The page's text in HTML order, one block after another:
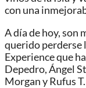
con una
A día de hoy, son
querido perderse
Experience que
Depedro, Ángel
Morgan y Rufus